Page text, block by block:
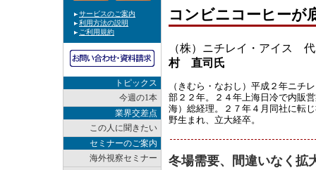
トピックス
今週の1本
業界交差点
この人に聞きたい
セミナーのご案内
海外視察セミナー
コンビニコーヒーが
（株）ニチレイ・アイス
村 直司氏
（きむら・なおし）平成２年ニチ
部２２年。２４年上海日冷で内販
海）総経理。２７年４月同社に転
野生まれ、立大経卒。
冬場需要、間違いなく拡